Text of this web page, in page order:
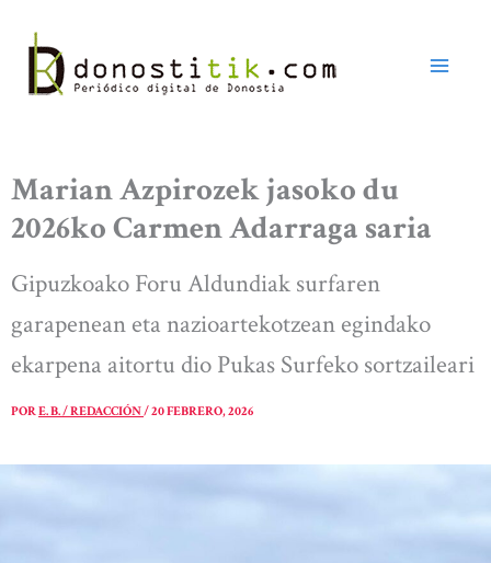
contenido
Marian Azpirozek jasoko du
2026ko Carmen Adarraga saria
Gipuzkoako Foru Aldundiak surfaren
garapenean eta nazioartekotzean egindako
ekarpena aitortu dio Pukas Surfeko sortzaileari
PORE. B. / REDACCIÓN/20 FEBRERO, 2026